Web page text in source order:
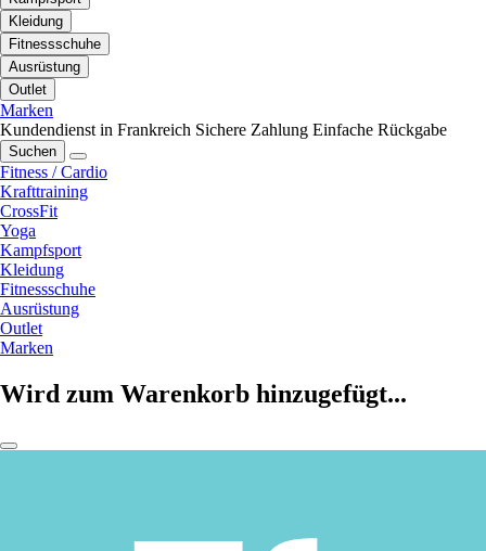
Kleidung
Fitnessschuhe
Ausrüstung
Outlet
Marken
Kundendienst in Frankreich Sichere Zahlung Einfache Rückgabe
Suchen
Fitness / Cardio
Krafttraining
CrossFit
Yoga
Kampfsport
Kleidung
Fitnessschuhe
Ausrüstung
Outlet
Marken
Wird zum Warenkorb hinzugefügt...